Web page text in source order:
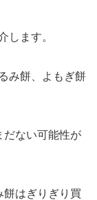
します。
み餅、よもぎ餅
だない可能性が
餅はぎりぎり買